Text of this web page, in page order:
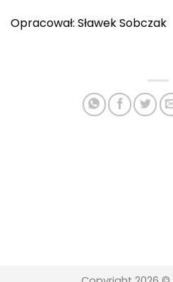
Opracował: Sławek Sobczak